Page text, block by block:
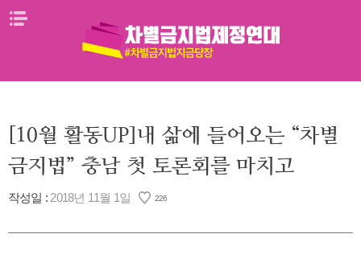
Skip
[10월 활동UP]내 삶에 들어오는 “차별
금지법” 충남 첫 토론회를 마치고
작성일 : 2018년 11월 1일 226